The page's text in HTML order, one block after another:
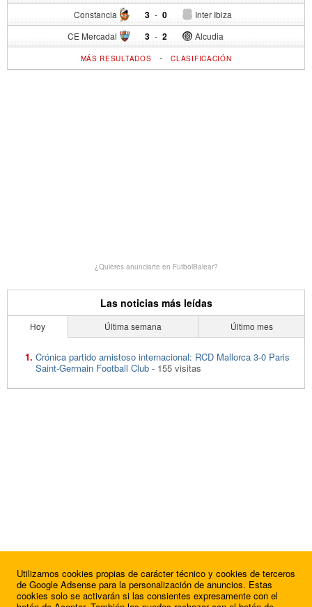
Constancia 3 - Inter Ibiza
0
CE Mercadal 3 - Alcudia
2
MÁS RESULTADOS -CLASIFICACIÓN
¿Quieres anunciarte en FutbolBalear?
Las noticias más leídas
Hoy Última semana Último mes
Crónica partido amistoso internacional: RCD Mallorca 3-0 Paris
Saint-Germain Football Club - 155 visitas
Utilizamos cookies propias de carácter técnico y cookies de terceros
de Google Adsense para la personalización de anuncios. Estas
cookies solo se activarán si las consientes expresamente con el